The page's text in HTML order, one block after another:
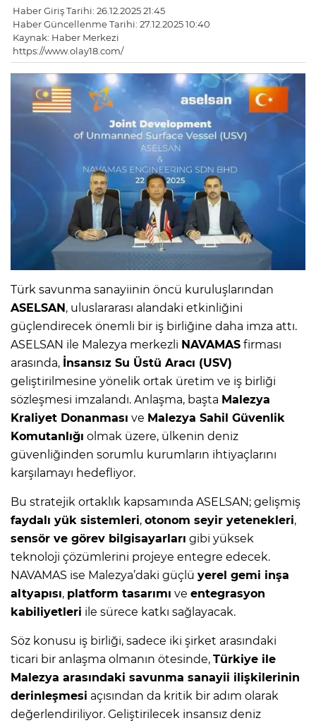
Haber Giriş Tarihi: 26.12.2025 21:45
Haber Güncellenme Tarihi: 27.12.2025 10:40
Kaynak: Haber Merkezi
https://www.olay18.com/
Türk savunma sanayiinin öncü kuruluşlarından
ASELSAN, uluslararası alandaki etkinliğini
güçlendirecek önemli bir iş birliğine daha imza attı.
ASELSAN ile Malezya merkezli NAVAMAS firması
arasında, İnsansız Su Üstü Aracı (USV)
geliştirilmesine yönelik ortak üretim ve iş birliği
sözleşmesi imzalandı. Anlaşma, başta Malezya
Kraliyet Donanması ve Malezya Sahil Güvenlik
Komutanlığı olmak üzere, ülkenin deniz
güvenliğinden sorumlu kurumların ihtiyaçlarını
karşılamayı hedefliyor.
Bu stratejik ortaklık kapsamında ASELSAN; gelişmiş
faydalı yük sistemleri, otonom seyir yetenekleri,
sensör ve görev bilgisayarları gibi yüksek
teknoloji çözümlerini projeye entegre edecek.
NAVAMAS ise Malezya’daki güçlü yerel gemi inşa
altyapısı, platform tasarımı ve entegrasyon
kabiliyetleri ile sürece katkı sağlayacak.
Söz konusu iş birliği, sadece iki şirket arasındaki
ticari bir anlaşma olmanın ötesinde, Türkiye ile
Malezya arasındaki savunma sanayii ilişkilerinin
derinleşmesi açısından da kritik bir adım olarak
değerlendiriliyor. Geliştirilecek insansız deniz